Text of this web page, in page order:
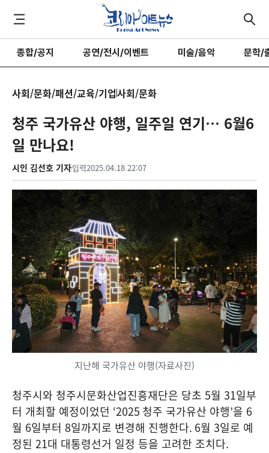
종합/공지 공연/전시/이벤트 미술/음악 문학/
사회/문화/패션/교육/기업사회/문화
청주 국가유산 야행, 일주일 연기… 6월6
일 만나요!
시인 김선호 기자입력2025.04.18 22:07
지난해 국가유산 야행(자료사진)
청주시와 청주시문화산업진흥재단은 당초 5월 31일부
터 개최할 예정이었던 ‘2025 청주 국가유산 야행’을 6
월 6일부터 8일까지로 변경해 진행한다. 6월 3일로 예
정된 21대 대통령선거 일정 등을 고려한 조치다.